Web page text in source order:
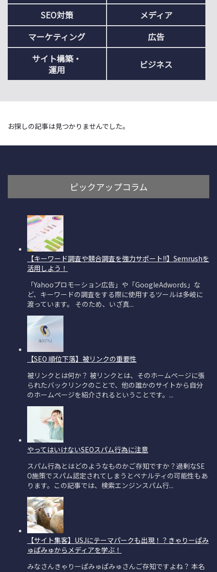
SEO対策
メディア
マーケティング
広告
サイト構築・
運用
ビジネス
お探しの記事は見つかりませんでした。
ピックアップコラム